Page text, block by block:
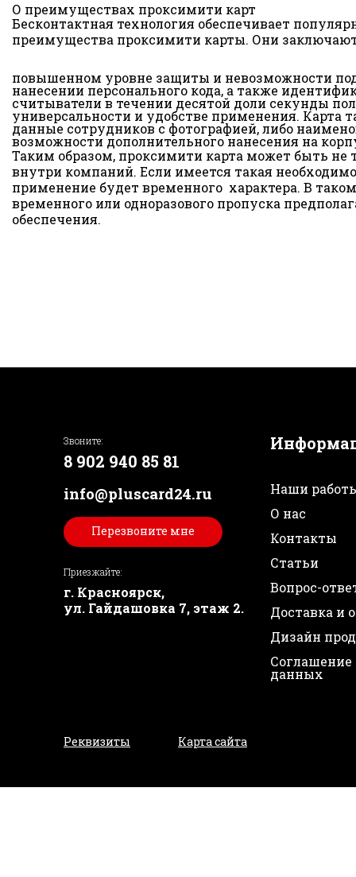
О преимуществах проксимити карт
Бесконтактная технология обеспечивает
преимущества проксимити карты. Они
повышенном уровне защиты и невозможности
нанесении персонального кода, а также
считыватели в течении десятой доли секунды
универсальности и удобстве применения.
данные сотрудников с фотографией, либо
возможности дополнительного нанесения на
Таким образом, проксимити карта может быть
внутри компаний. Если имеется такая
применение будет временного характера. В
временного или одноразового пропуска
обеспечения.
Звоните:
8 902 940 85 81
info@pluscard24.ru
Перезвоните мне
Приезжайте:
г. Красноярск,
ул. Гайдашовка 7, этаж 2.
Наши
О нас
Контакты
Статьи
Вопрос-
Доставка и
Дизайн
Соглашение
данных
Реквизиты Карта сайта